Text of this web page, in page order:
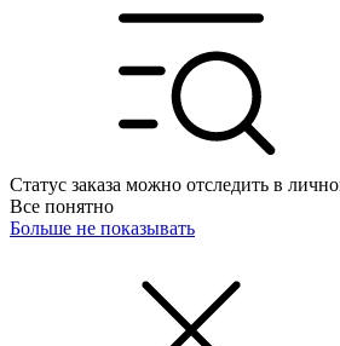
Статус заказа можно отследить в
Все понятно
Больше не показывать